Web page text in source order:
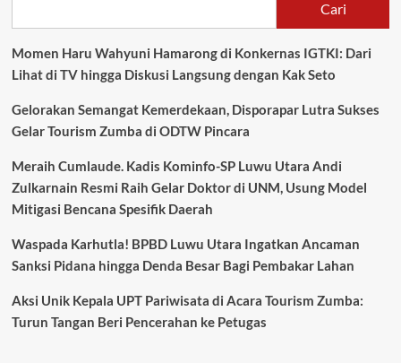
Cari
Momen Haru Wahyuni Hamarong di Konkernas IGTKI: Dari
Lihat di TV hingga Diskusi Langsung dengan Kak Seto
Gelorakan Semangat Kemerdekaan, Disporapar Lutra Sukses
Gelar Tourism Zumba di ODTW Pincara
Meraih Cumlaude. Kadis Kominfo-SP Luwu Utara Andi
Zulkarnain Resmi Raih Gelar Doktor di UNM, Usung Model
Mitigasi Bencana Spesifik Daerah
Waspada Karhutla! BPBD Luwu Utara Ingatkan Ancaman
Sanksi Pidana hingga Denda Besar Bagi Pembakar Lahan
Aksi Unik Kepala UPT Pariwisata di Acara Tourism Zumba:
Turun Tangan Beri Pencerahan ke Petugas